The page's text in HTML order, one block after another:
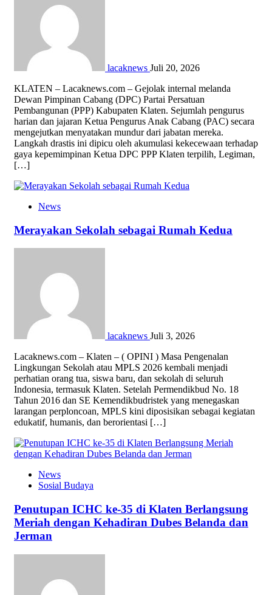
lacaknews Juli 20, 2026
KLATEN – Lacaknews.com – Gejolak internal melanda
Dewan Pimpinan Cabang (DPC) Partai Persatuan
Pembangunan (PPP) Kabupaten Klaten. Sejumlah pengurus
harian dan jajaran Ketua Pengurus Anak Cabang (PAC) secara
mengejutkan menyatakan mundur dari jabatan mereka.
Langkah drastis ini dipicu oleh akumulasi kekecewaan terhadap
gaya kepemimpinan Ketua DPC PPP Klaten terpilih, Legiman,
[…]
News
Merayakan Sekolah sebagai Rumah Kedua
lacaknews Juli 3, 2026
Lacaknews.com – Klaten – ( OPINI ) Masa Pengenalan
Lingkungan Sekolah atau MPLS 2026 kembali menjadi
perhatian orang tua, siswa baru, dan sekolah di seluruh
Indonesia, termasuk Klaten. Setelah Permendikbud No. 18
Tahun 2016 dan SE Kemendikbudristek yang menegaskan
larangan perploncoan, MPLS kini diposisikan sebagai kegiatan
edukatif, humanis, dan berorientasi […]
News
Sosial Budaya
Penutupan ICHC ke-35 di Klaten Berlangsung
Meriah dengan Kehadiran Dubes Belanda dan
Jerman